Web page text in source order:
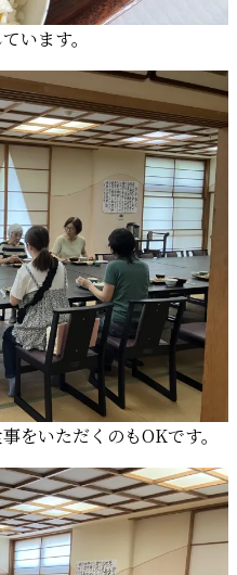
います。
をいただくのもOKです。